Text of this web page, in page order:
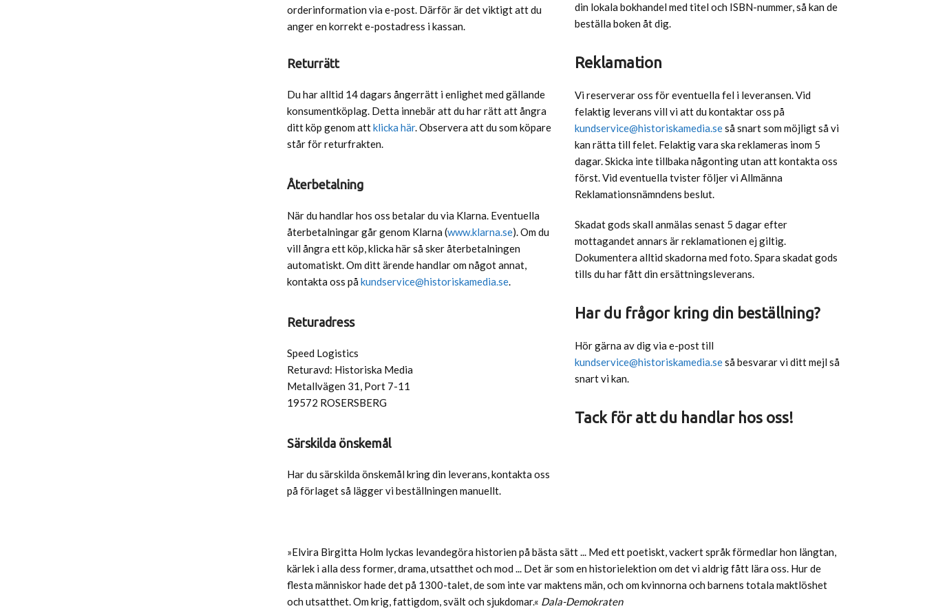
orderinformation via e-post. Därför är det viktigt att du
anger en korrekt e-postadress i kassan.
Returrätt
Du har alltid 14 dagars ångerrätt i enlighet med gällande
konsumentköplag. Detta innebär att du har rätt att ångra
ditt köp genom attklicka här. Observera att du som köpare
står för returfrakten.
Återbetalning
När du handlar hos oss betalar du via Klarna. Eventuella
återbetalningar går genom Klarna (www.klarna.se). Om du
vill ångra ett köp, klicka här så sker återbetalningen
automatiskt. Om ditt ärende handlar om något annat,
kontakta oss påkundservice@historiskamedia.se.
Returadress
Speed Logistics
Returavd: Historiska Media
Metallvägen 31, Port 7-11
19572 ROSERSBERG
Särskilda önskemål
Har du särskilda önskemål kring din leverans, kontakta oss
på förlaget så lägger vi beställningen manuellt.
din lokala bokhandel med titel och ISBN-nummer, så kan de
beställa boken åt dig.
Reklamation
Vi reserverar oss för eventuella fel i leveransen. Vid
felaktig leverans vill vi att du kontaktar oss på
kundservice@historiskamedia.seså snart som möjligt så vi
kan rätta till felet. Felaktig vara ska reklameras inom 5
dagar. Skicka inte tillbaka någonting utan att kontakta oss
först. Vid eventuella tvister följer vi Allmänna
Reklamationsnämndens beslut.
Skadat gods skall anmälas senast 5 dagar efter
mottagandet annars är reklamationen ej giltig.
Dokumentera alltid skadorna med foto. Spara skadat gods
tills du har fått din ersättningsleverans.
Har du frågor kring din beställning?
Hör gärna av dig via e-post till
kundservice@historiskamedia.seså besvarar vi ditt mejl så
snart vi kan.
Tack för att du handlar hos oss!
»Elvira Birgitta Holm lyckas levandegöra historien på bästa sätt ... Med ett poetiskt, vackert språk förmedlar hon längtan,
kärlek i alla dess former, drama, utsatthet och mod ... Det är som en historielektion om det vi aldrig fått lära oss. Hur de
flesta människor hade det på 1300-talet, de som inte var maktens män, och om kvinnorna och barnens totala maktlöshet
och utsatthet. Om krig, fattigdom, svält och sjukdomar.« Dala-Demokraten